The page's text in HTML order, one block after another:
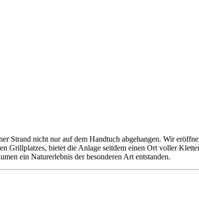
Strand nicht nur auf dem Handtuch abgehangen. Wir
Grillplatzes, bietet die Anlage seitdem einen Ort voller
ein Naturerlebnis der besonderen Art entstanden.